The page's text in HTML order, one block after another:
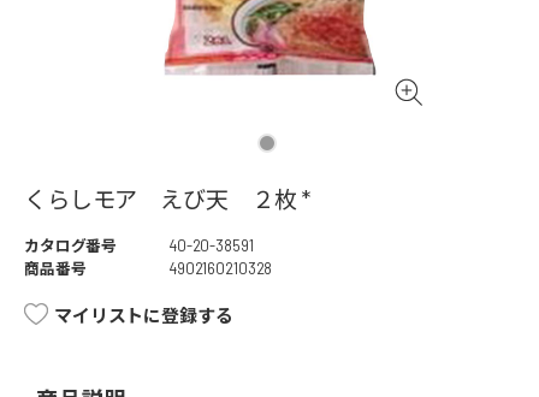
くらしモア えび天 ２枚 *
カタログ番号
40-20-38591
商品番号
4902160210328
マイリストに登録する